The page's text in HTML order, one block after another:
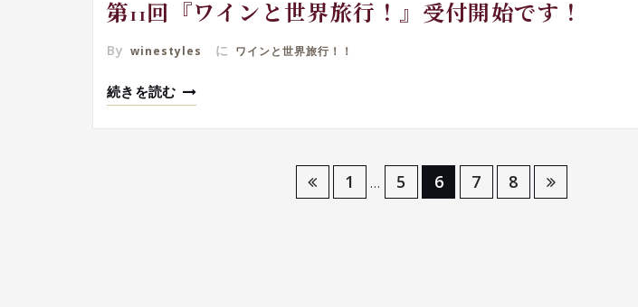
第11回『ワインと世界旅行！』受付開始です！
By winestyles に ワインと世界旅行！！
続きを読む
1 … 5 6 7 8